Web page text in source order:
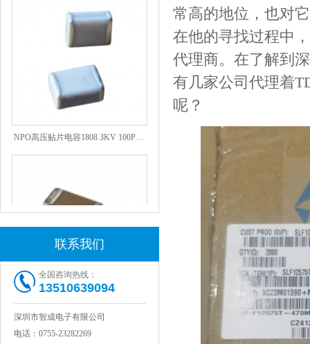
联系我们
全国咨询热线：
13510639094
深圳市智成电子有限公司
电话： 0755-23282269
常高的地位，也对
在他的寻找过程中
代理商。在了解到
有几家公司代理着
呢？